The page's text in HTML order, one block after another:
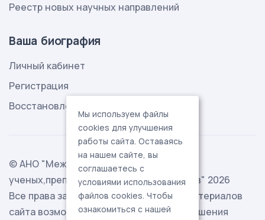
Реестр новых научных направлений
Ваша биография
Личный кабинет
Регистрация
Восстановление пароля
© АНО "Международная ассоциация
ученых,преподавателей и специалистов" 2026
Все права защищены. Использование материалов
сайта возможно исключительно с разрешения
Мы используем файлы
cookies для улучшения
работы сайта. Оставаясь
на нашем сайте, вы
соглашаетесь с
условиями использования
файлов cookies. Чтобы
ознакомиться с нашей